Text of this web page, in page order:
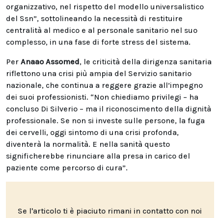
organizzativo, nel rispetto del modello universalistico
del Ssn”, sottolineando la necessità di restituire
centralità al medico e al personale sanitario nel suo
complesso, in una fase di forte stress del sistema.
Per Anaao Assomed, le criticità della dirigenza sanitaria
riflettono una crisi più ampia del Servizio sanitario
nazionale, che continua a reggere grazie all’impegno
dei suoi professionisti. “Non chiediamo privilegi – ha
concluso Di Silverio – ma il riconoscimento della dignità
professionale. Se non si investe sulle persone, la fuga
dei cervelli, oggi sintomo di una crisi profonda,
diventerà la normalità. E nella sanità questo
significherebbe rinunciare alla presa in carico del
paziente come percorso di cura”.
Se l'articolo ti è piaciuto rimani in contatto con noi